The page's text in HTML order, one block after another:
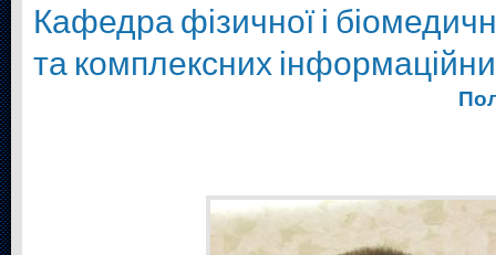
Кафедра фізичної і
та комплексних